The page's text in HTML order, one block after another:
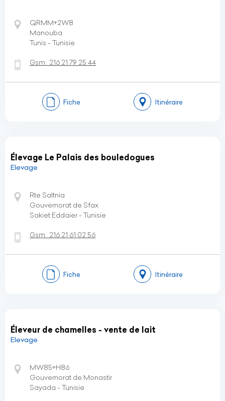
QRMM+2W8
Manouba
Tunis - Tunisie
Gsm: 216 21 79 25 44
Fiche Itinéraire
Élevage Le Palais des bouledogues
Elevage
Rte Saltnia
Gouvernorat de Sfax
Sakiet Eddaier - Tunisie
Gsm: 216 21 61 02 56
Fiche Itinéraire
Éleveur de chamelles - vente de lait
Elevage
MW85+H86
Gouvernorat de Monastir
Sayada - Tunisie